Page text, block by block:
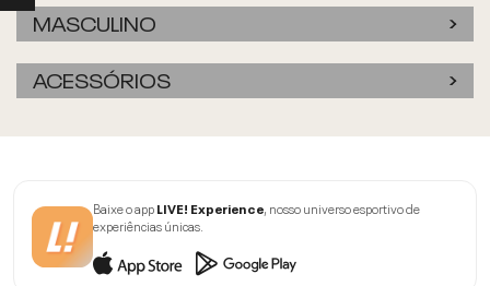
MASCULINO
ACESSÓRIOS
Baixe o appLIVE! Experience, nosso universo esportivo de
experiências únicas.